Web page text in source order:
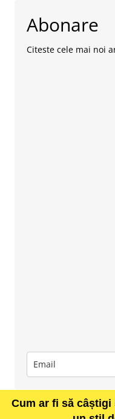
Abonare
Citeste cele mai noi
Cum ar fi să câștigi